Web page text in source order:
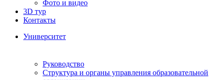
Фото и видео
3D тур
Контакты
Университет
Руководство
Структура и органы управления образовательной